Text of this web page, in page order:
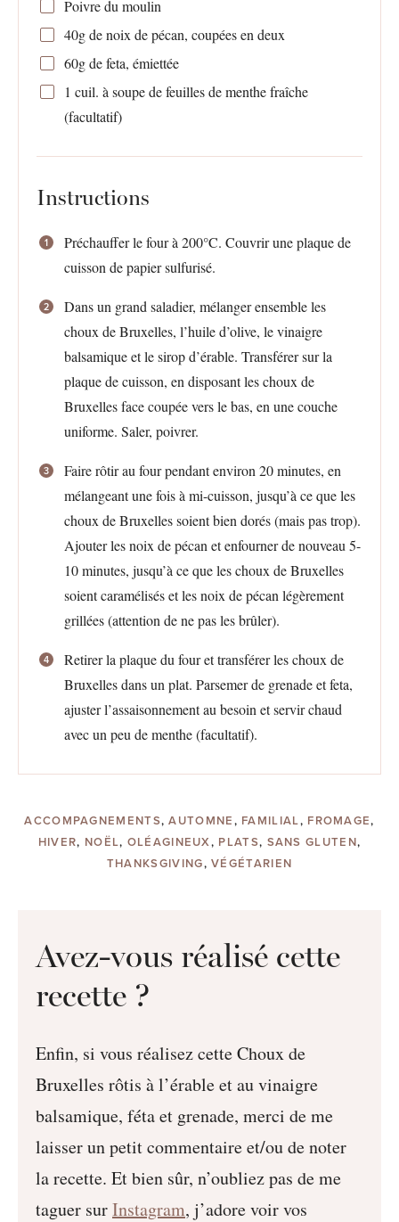
Poivre du moulin
40gde noix de pécan, coupées en deux
60gde feta, émiettée
1 cuil. à soupe de feuilles de menthe fraîche
(facultatif)
Instructions
Préchauffer le four à 200°C. Couvrir une plaque de
cuisson de papier sulfurisé.
Dans un grand saladier, mélanger ensemble les
choux de Bruxelles, l’huile d’olive, le vinaigre
balsamique et le sirop d’érable. Transférer sur la
plaque de cuisson, en disposant les choux de
Bruxelles face coupée vers le bas, en une couche
uniforme. Saler, poivrer.
Faire rôtir au four pendant environ 20 minutes, en
mélangeant une fois à mi-cuisson, jusqu’à ce que les
choux de Bruxelles soient bien dorés (mais pas trop).
Ajouter les noix de pécan et enfourner de nouveau 5-
10 minutes, jusqu’à ce que les choux de Bruxelles
soient caramélisés et les noix de pécan légèrement
grillées (attention de ne pas les brûler).
Retirer la plaque du four et transférer les choux de
Bruxelles dans un plat. Parsemer de grenade et feta,
ajuster l’assaisonnement au besoin et servir chaud
avec un peu de menthe (facultatif).
ACCOMPAGNEMENTS,AUTOMNE, FAMILIAL, FROMAGE,
HIVER, NOËL, OLÉAGINEUX, PLATS, SANS GLUTEN,
THANKSGIVING,VÉGÉTARIEN
Avez-vous réalisé cette
recette ?
Enfin, si vous réalisez cette Choux de
Bruxelles rôtis à l’érable et au vinaigre
balsamique, féta et grenade, merci de me
laisser un petit commentaire et/ou de noter
la recette. Et bien sûr, n’oubliez pas de me
taguer surInstagram, j’adore voir vos